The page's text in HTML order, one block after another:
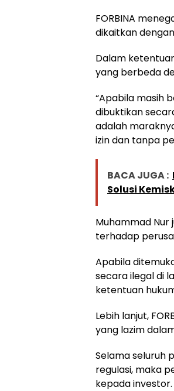
FORBINA
dikaitkan
Dalam
yang berbeda
“Apabila masih
dibuktikan
adalah
izin dan tanpa
BACA JUGA :
Solusi
Muhammad
terhadap
Apabila
secara ilegal di
ketentuan
Lebih lanjut,
yang lazim
Selama seluruh
regulasi, maka
kepada investor.